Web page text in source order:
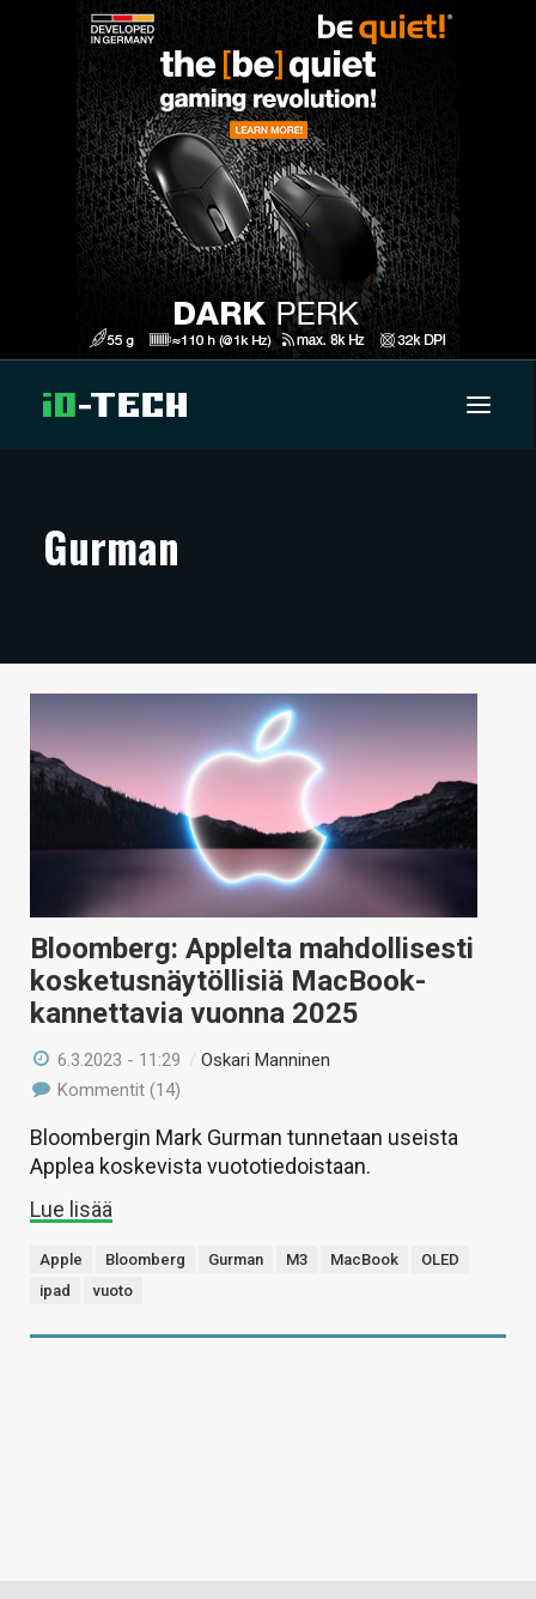
ARTIKKELIT
TECHBBS
TIETOA
HINTA.FI
HAKU
Gurman
Bloomberg: Applelta mahdollisesti
kosketusnäytöllisiä MacBook-
kannettavia vuonna 2025
6.3.2023 - 11:29 /Oskari Manninen
Kommentit (14)
Bloombergin Mark Gurman tunnetaan useista
Applea koskevista vuototiedoistaan.
Lue lisää
Apple Bloomberg Gurman M3 MacBook
OLED
ipad
vuoto